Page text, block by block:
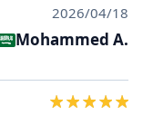
18‏/04‏/2026
Mohammed A.